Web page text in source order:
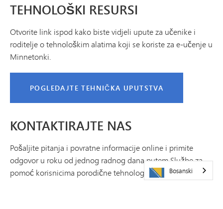
TEHNOLOŠKI RESURSI
Otvorite link ispod kako biste vidjeli upute za učenike i
roditelje o tehnološkim alatima koji se koriste za e-učenje u
Minnetonki.
POGLEDAJTE TEHNIČKA UPUTSTVA
KONTAKTIRAJTE NAS
Pošaljite pitanja i povratne informacije online i primite
odgovor u roku od jednog radnog dana putem Službe za
pomoć korisnicima porodične tehnologije.
Bosanski